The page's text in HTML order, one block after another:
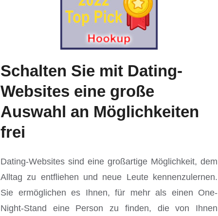
Schalten Sie mit Dating-
Websites eine große
Auswahl an Möglichkeiten
frei
Dating-Websites sind eine großartige Möglichkeit, dem
Alltag zu entfliehen und neue Leute kennenzulernen.
Sie ermöglichen es Ihnen, für mehr als einen One-
Night-Stand eine Person zu finden, die von Ihnen